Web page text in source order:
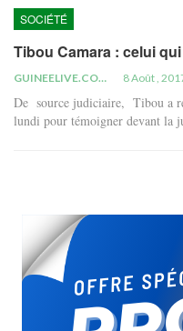
SOCIÉTÉ
Tibou Camara : celui
GUINEELIVE.COM 8 Août ,
De source judiciaire, Tibou a
lundi pour témoigner devant la